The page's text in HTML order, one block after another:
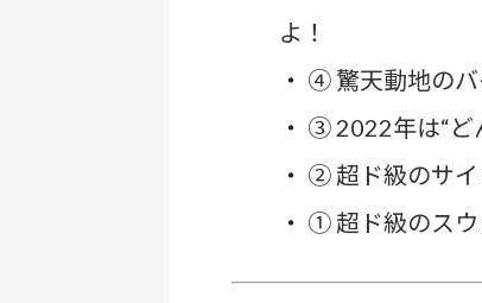
よ！
・ ④ 驚天動地のバ
・ ③ 2022年は“ど
・ ② 超ド級のサイ
・ ① 超ド級のスウ